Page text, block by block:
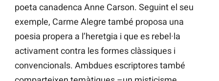
poeta canadenca Anne Carson. Seguint el seu
exemple, Carme Alegre també proposa una
poesia propera a l’heretgia i que es rebel·la
activament contra les formes clàssiques i
convencionals. Ambdues escriptores també